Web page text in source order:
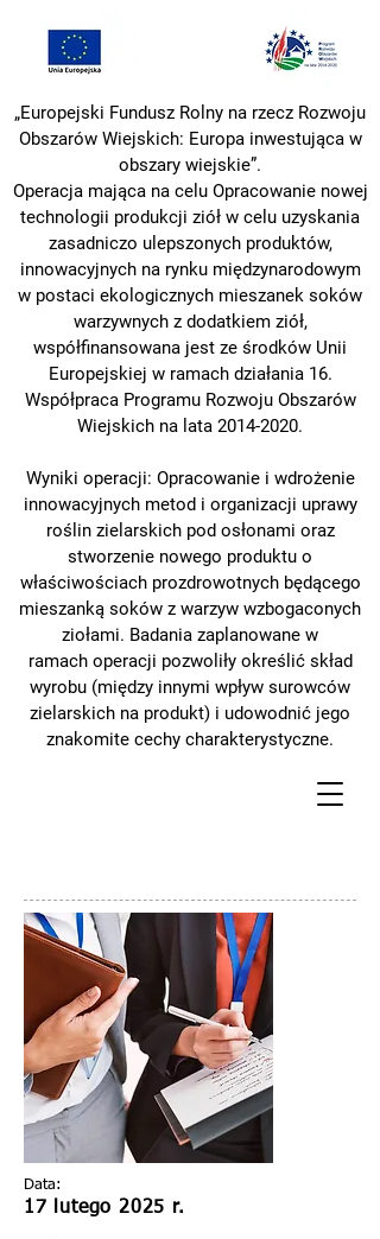
„Europejski Fundusz Rolny na rzecz Rozwoju
Obszarów Wiejskich: Europa inwestująca w
obszary wiejskie”.
Operacja mająca na celu Opracowanie nowej
technologii produkcji ziół w celu uzyskania
zasadniczo ulepszonych produktów,
innowacyjnych na rynku międzynarodowym
w postaci ekologicznych mieszanek soków
warzywnych z dodatkiem ziół,
współfinansowana jest ze środków Unii
Europejskiej w ramach działania 16.
Współpraca Programu Rozwoju Obszarów
Wiejskich na lata 2014-2020.
Wyniki operacji: Opracowanie i wdrożenie
innowacyjnych metod i organizacji uprawy
roślin zielarskich pod osłonami oraz
stworzenie nowego produktu o
właściwościach prozdrowotnych będącego
mieszanką soków z warzyw wzbogaconych
ziołami. Badania zaplanowane w
ramach operacji pozwoliły określić skład
wyrobu (między innymi wpływ surowców
zielarskich na produkt) i udowodnić jego
znakomite cechy charakterystyczne.
Data:
17 lutego 2025 r.